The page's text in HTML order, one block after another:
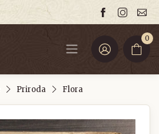
0
Priroda Flora